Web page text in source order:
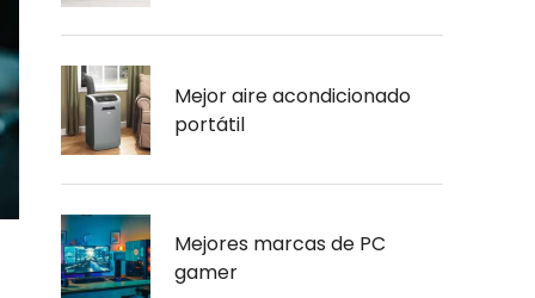
Mejor aire acondicionado
portátil
Mejores marcas de PC
gamer